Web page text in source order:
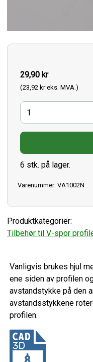
29,90 kr
(23,92 kr eks. MVA.)
6 stk. på lager.
Varenummer: VA1002N
Produktkategorier:
Tilbehør til V-spor
Vanligvis brukes hjul
ene siden av profilen
avstandstykke på den
avstandsstykkene
profilen.